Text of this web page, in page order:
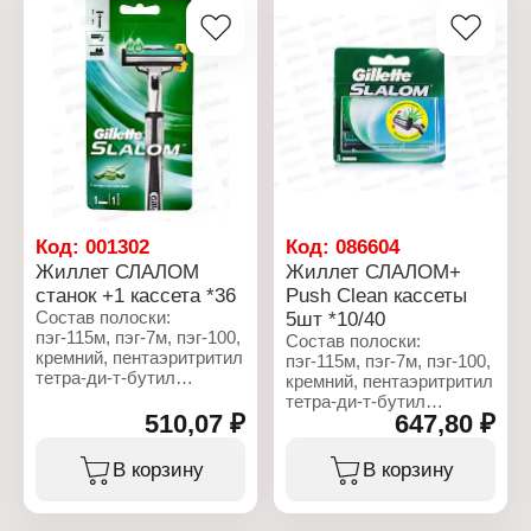
бутилгидрокситолуол
(BHT), масло косточек
винограда (Vitis Vinifera),
масло авокадо (Persea
Gratissima), гликоль.
Характеристики:
Торговая марка: Gillette
Серия: Fusion 5
Тип товара: Станок
Назначение: для бритья
увлажняющей полоской
Количество лезвий: 5
лезвий
Комплектация: станок, 2
кассеты
Тип головки:
фиксированная
миристиновая кислота,
лауриновая кислота, сок
листьев алоэ вера (Aloe
Barbadensis), диоксид
кремния, лецитин,
токоферол, аскорбил
пальмитат, цитрат
гидрогенизированных
пальмовых глицеридов,
Характеристики:
Торговая марка: Gillette
Серия: Series
Тип товара: Гель для
бритья
Тип кожи: для
чувствительной кожи
Эффект: успокаивающий
Активные компоненты:
Объем: 200 мл
Код: 001302
Жиллет СЛАЛОМ
станок +1 кассета *36
Состав полоски:
пэг-115м, пэг-7м, пэг-100,
кремний, пентаэритритил
тетра-ди-т-бутил
сок листьев алоэ вера,
токоферилацетат,
трис(ди-т-бутил)фосфит,
bht, гликоль.
Характеристики:
510,07 ₽
В корзину
Код:086604
Жиллет СЛАЛОМ+
Push Clean кассеты
5шт *10/40
Состав полоски:
пэг-115м, пэг-7м, пэг-100,
кремний, пентаэритритил
тетра-ди-т-бутил
гидроксигидроксициннамат,
сок листьев алоэ вера,
токоферилацетат,
трис(ди-т-бутил)фосфит,
647,80 ₽
В корзину